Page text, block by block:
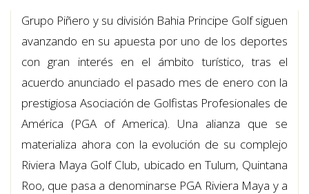
Grupo Piñero y su división Bahia Principe Golf siguen
avanzando en su apuesta por uno de los deportes
con gran interés en el ámbito turístico, tras el
acuerdo anunciado el pasado mes de enero con la
prestigiosa Asociación de Golfistas Profesionales de
América (PGA of America). Una alianza que se
materializa ahora con la evolución de su complejo
Riviera Maya Golf Club, ubicado en Tulum, Quintana
Roo, que pasa a denominarse PGA Riviera Maya y a